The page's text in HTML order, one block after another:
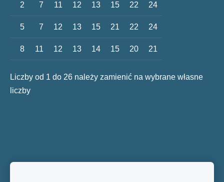
2 7 11 12 13 15 22 24
5 7 12 13 15 21 22 24
8 11 12 13 14 15 20 21
Liczby od 1 do 26 należy zamienić na wybrane własne
liczby